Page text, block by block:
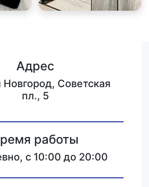
Адрес
Советская
пл., 5
работы
с 10:00 до 20:00